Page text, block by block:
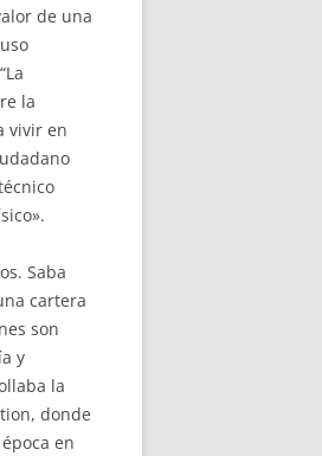
de una
la
vivir en
Saba
cartera
son
y
la
donde
en